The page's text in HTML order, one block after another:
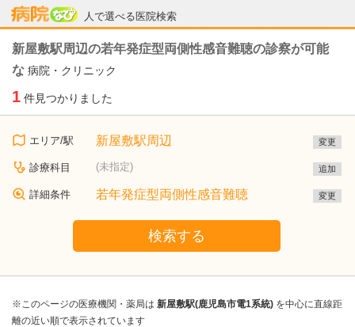
人で選べる医院検索
病院なび
新屋敷駅周辺の若年発症型両側性感音難聴の診察が可能
な 病院・クリニック
1 件見つかりました
エリア/駅 新屋敷駅周辺 変更
診療科目 (未指定) 追加
詳細条件 若年発症型両側性感音難聴 変更
検索する
※このページの医療機関・薬局は 新屋敷駅(鹿児島市電1系統) を中心に直線距
離の近い順で表示されています